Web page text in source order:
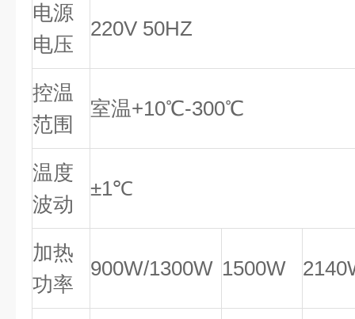
电源
电压
220V 50HZ
控温
范围
室温+10℃-300℃
温度
波动
±1℃
加热
功率
900W/1300W 1500W